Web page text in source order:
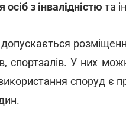
з інвалідністю та
спортзалів. У них
споруд є